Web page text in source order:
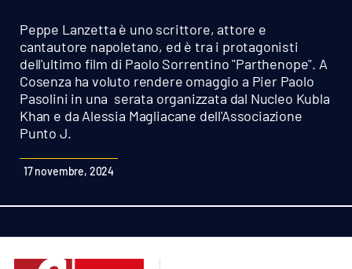
Sport
Cultura
Podcast
Meteo
Editoriali
VIDEO
Peppe Lanzetta è uno scrittore, attore e
cantautore napoletano, ed è tra i protagonisti
dell'ultimo film di Paolo Sorrentino "Parthenope". A
Cosenza ha voluto rendere omaggio a Pier Paolo
Pasolini in una serata organizzata dal Nucleo Kubla
Khan e da Alessia Magliacane dell'Associazione
Punto J.
17 novembre, 2024